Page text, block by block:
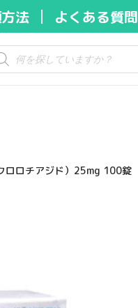
法 よくある質問
ロロチアジド）25mg 100錠